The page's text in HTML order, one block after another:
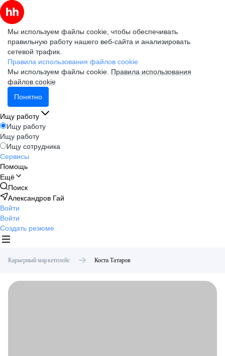
Мы используем файлы cookie, чтобы обеспечивать
правильную работу нашего веб-сайта и анализировать
сетевой трафик.
Правила использования файлов cookie
Мы используем файлы cookie. Правила использования
файлов cookie
Понятно
Ищу работу
Ищу работу
Ищу работу
Ищу сотрудника
Сервисы
Помощь
Ещё
Поиск
Александров Гай
Войти
Войти
Создать резюме
Карьерный маркетплейс Коста Татаров